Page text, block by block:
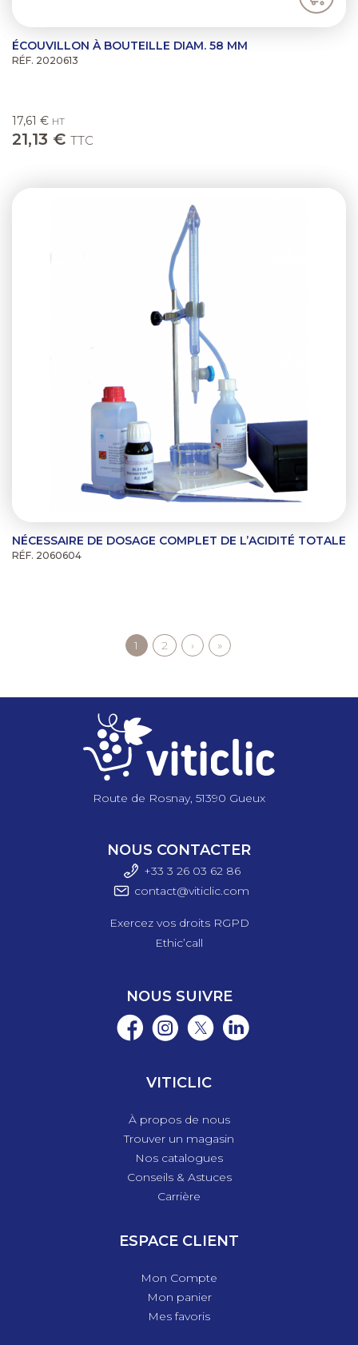
ÉCOUVILLON À BOUTEILLE DIAM. 58 MM
RÉF. 2020613
17,61 € HT
21,13 € TTC
NÉCESSAIRE DE DOSAGE COMPLET DE L’ACIDITÉ TOTALE
RÉF. 2060604
Page
courante
1 Page
2 Page
suivante
› Dernière
page
»
Route de Rosnay, 51390 Gueux
NOUS CONTACTER
+33 3 26 03 62 86
contact@viticlic.com
Exercez vos droits RGPD
Ethic’call
NOUS SUIVRE
VITICLIC
À propos de nous
Trouver un magasin
Nos catalogues
Conseils & Astuces
Carrière
ESPACE CLIENT
Mon Compte
Mon panier
Mes favoris